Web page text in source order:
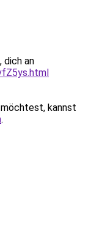
dich an
kannst
.